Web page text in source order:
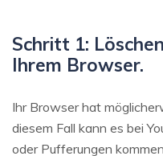
Schritt 1:
Ihrem Browser.
Ihr Browser hat
diesem Fall kann es bei
oder Pufferungen